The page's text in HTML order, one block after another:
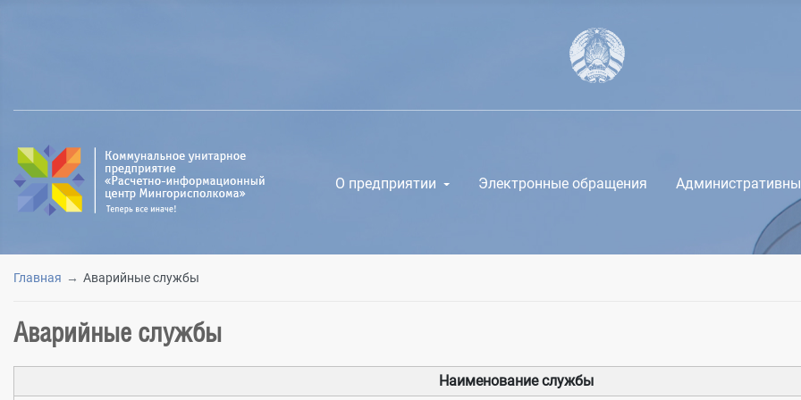
О предприятии Электронные обращения
Главная Аварийные службы
Аварийные службы
Наименование службы